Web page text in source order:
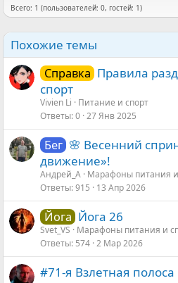
Всего: 1 (пользователей: 0, гостей: 1)
Похожие темы
Справка Правила
спорт
Vivien Li
Питание и спорт
Ответы 0 27 Янв 2025
Бег 🌸 Весенний
движение»!
Андрей_А Марафоны питания и
Ответы 915 13 Апр 2026
Йога Йога 26
Svet_VS
Марафоны питания и
Ответы 574 2 Мар 2026
#71-я Взлетная